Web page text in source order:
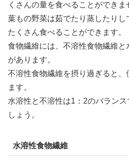
くさんの量を食べることができま
葉もの野菜は茹でたり蒸したりし
たくさん食べることができます。
食物繊維には、不溶性食物繊維
があります。
不溶性食物繊維を摂り過ぎると、
ます。
水溶性と不溶性は1：2のバラン
しょう。
水溶性食物繊維